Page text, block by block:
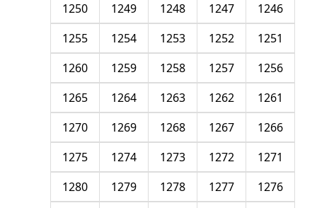
1246
1247
1248
1249
1250
1251
1252
1253
1254
1255
1256
1257
1258
1259
1260
1261
1262
1263
1264
1265
1266
1267
1268
1269
1270
1271
1272
1273
1274
1275
1276
1277
1278
1279
1280